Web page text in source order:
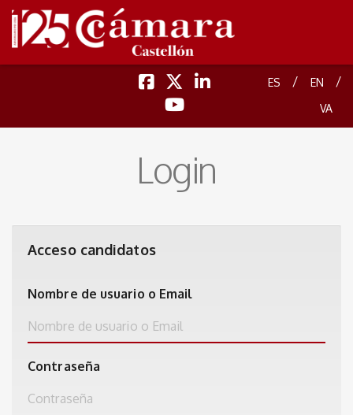
ES / EN /
VA
Login
Acceso candidatos
Nombre de usuario o Email
Contraseña